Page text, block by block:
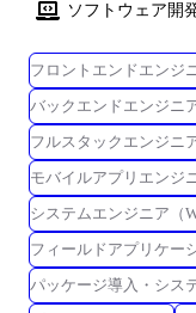
ソフトウェア開
フロントエンドエンジ
バックエンドエンジニ
フルスタックエンジニ
モバイルアプリエンジ
システムエンジニア（
フィールドアプリケー
パッケージ導入・シス